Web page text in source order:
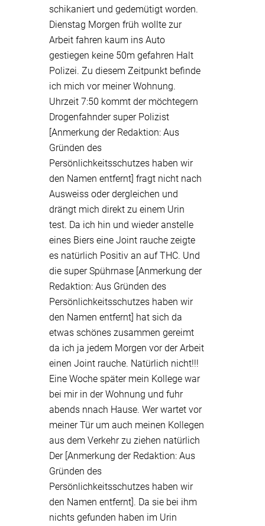
schikaniert und gedemütigt worden.
Dienstag Morgen früh wollte zur
Arbeit fahren kaum ins Auto
gestiegen keine 50m gefahren Halt
Polizei. Zu diesem Zeitpunkt befinde
ich mich vor meiner Wohnung.
Uhrzeit 7:50 kommt der möchtegern
Drogenfahnder super Polizist
[Anmerkung der Redaktion: Aus
Gründen des
Persönlichkeitsschutzes haben wir
den Namen entfernt] fragt nicht nach
Ausweiss oder dergleichen und
drängt mich direkt zu einem Urin
test. Da ich hin und wieder anstelle
eines Biers eine Joint rauche zeigte
es natürlich Positiv an auf THC. Und
die super Spührnase [Anmerkung der
Redaktion: Aus Gründen des
Persönlichkeitsschutzes haben wir
den Namen entfernt] hat sich da
etwas schönes zusammen gereimt
da ich ja jedem Morgen vor der Arbeit
einen Joint rauche. Natürlich nicht!!!
Eine Woche später mein Kollege war
bei mir in der Wohnung und fuhr
abends nnach Hause. Wer wartet vor
meiner Tür um auch meinen Kollegen
aus dem Verkehr zu ziehen natürlich
Der [Anmerkung der Redaktion: Aus
Gründen des
Persönlichkeitsschutzes haben wir
den Namen entfernt]. Da sie bei ihm
nichts gefunden haben im Urin